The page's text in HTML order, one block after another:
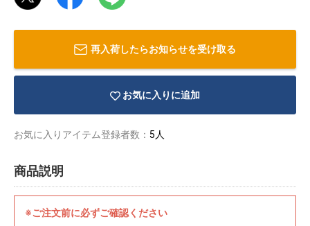
再入荷したらお知らせを受け取る
お気に入りに追加
お気に入りアイテム登録者数： 5人
商品説明
※ご注文前に必ずご確認ください